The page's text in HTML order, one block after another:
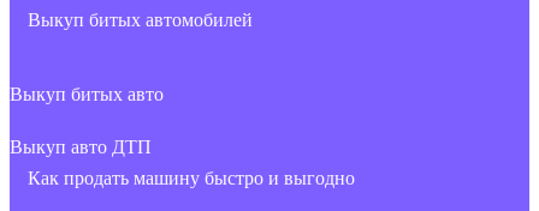
Выкуп битых автомобилей
Выкуп битых авто
Выкуп авто ДТП
Как продать машину быстро и выгодно